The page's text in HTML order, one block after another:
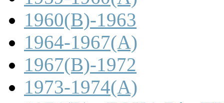
1960(B)-1963
1964-1967(A)
1967(B)-1972
1973-1974(A)